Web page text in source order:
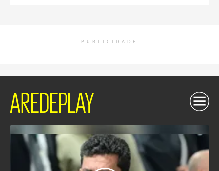
PUBLICIDADE
AREDEPLAY